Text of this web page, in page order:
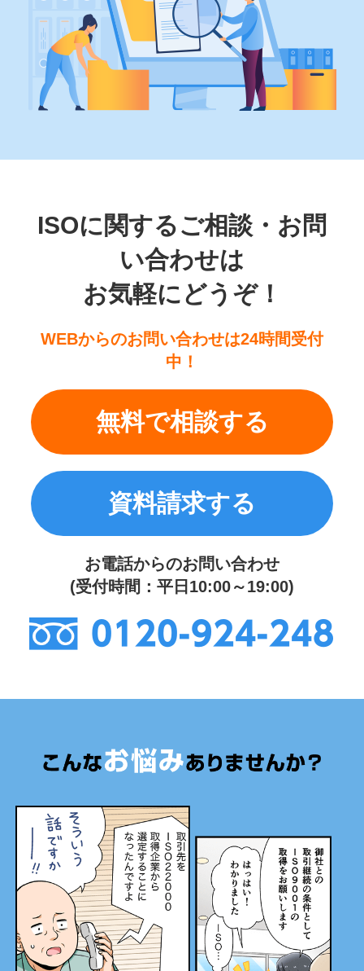
ISOに関するご相談・お問
い合わせは
お気軽にどうぞ！
WEBからのお問い合わせは24時間受付
中！
無料で相談する
資料請求する
お電話からのお問い合わせ
(受付時間：平日10:00～19:00)
0120-924-248